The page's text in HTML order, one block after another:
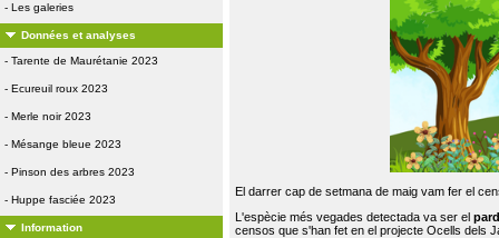
- Les galeries
Données et analyses
- Tarente de Maurétanie 2023
- Ecureuil roux 2023
- Merle noir 2023
- Mésange bleue 2023
- Pinson des arbres 2023
- Huppe fasciée 2023
Information
El darrer cap de setmana de maig vam fer el
L'espècie més vegades detectada va ser el
censos que s'han fet en el projecte Ocells dels